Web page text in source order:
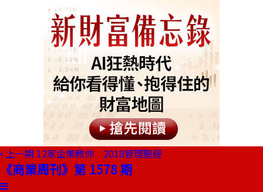
上一期 12家企業教你 2018管理聖經
《商業周刊》第 1578 期